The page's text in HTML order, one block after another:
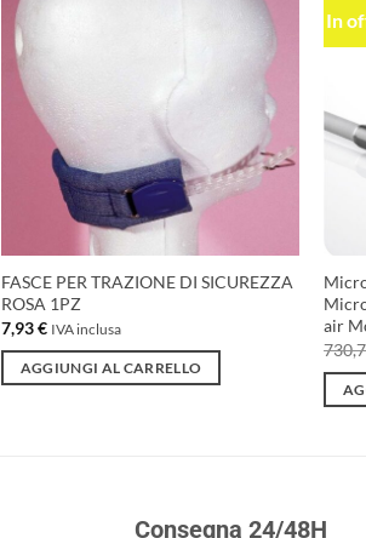
Aggiungi
FASCE PER TRAZIONE DI SICUREZZA
ROSA 1PZ
7,93€ IVA inclusa
AGGIUNGI AL CARRELLO
In
air
Consegna 24/48H